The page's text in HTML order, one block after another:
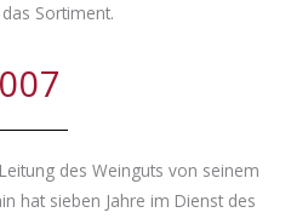
Sortiment.
des Weinguts von seinem
hat sieben Jahre im Dienst des